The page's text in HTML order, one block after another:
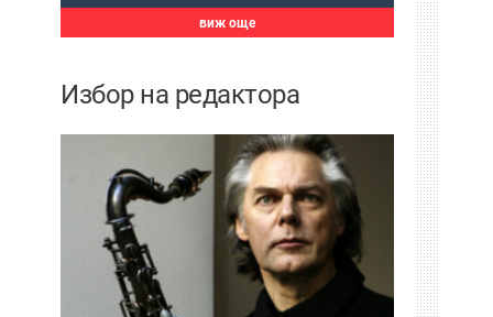
виж още
Избор на редактора